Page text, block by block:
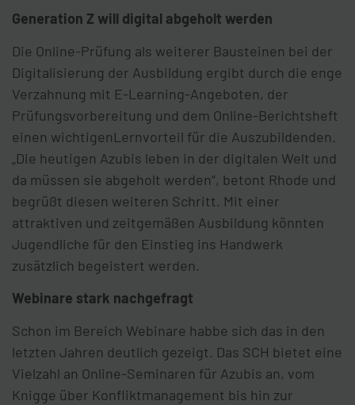
Generation Z will digital abgeholt werden
Die Online-Prüfung als weiterer Bausteinen bei der
Digitalisierung der Ausbildung ergibt durch die enge
Verzahnung mit E-Learning-Angeboten, der
Prüfungsvorbereitung und dem Online-Berichtsheft
einen wichtigenLernvorteil für die Auszubildenden.
„Die heutigen Azubis leben in der digitalen Welt und
da müssen sie abgeholt werden“, betont Rhode und
begrüßt diesen weiteren Schritt. Mit einer
attraktiven und zeitgemäßen Ausbildung könnten
Jugendliche für den Einstieg ins Handwerk
zusätzlich begeistert werden.
Webinare stark nachgefragt
Schon im Bereich Webinare habbe sich das in den
letzten Jahren deutlich gezeigt. Das SCH bietet eine
Vielzahl an Online-Seminaren für Azubis an, vom
Knigge über Konfliktmanagement bis hin zur